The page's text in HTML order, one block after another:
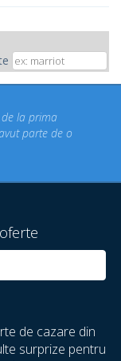
de o
de cazare din
surprize pentru